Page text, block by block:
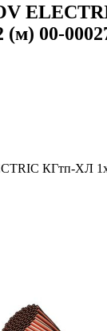
(м) 00-
КГтп-ХЛ